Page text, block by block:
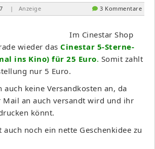
| Anzeige 3 Kommentare
Im Cinestar Shop
wieder das Cinestar 5-Sterne-
ins Kino) für 25 Euro. Somit zahlt
nur 5 Euro.
auch keine Versandkosten an, da
Mail an auch versandt wird und ihr
könnt.
noch ein nette Geschenkidee zu